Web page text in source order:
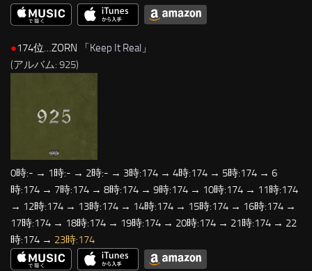
●174位…ZORN 「Keep It Real 」
(アルバム: 925)
0時:- → 1時:- → 2時:- → 3時:174 → 4時:174 → 5時:174 → 6
時:174 → 7時:174 → 8時:174 → 9時:174 → 10時:174 → 11時:174
→ 12時:174 → 13時:174 → 14時:174 → 15時:174 → 16時:174 →
17時:174 → 18時:174 → 19時:174 → 20時:174 → 21時:174 → 22
時:174 → 23時:174